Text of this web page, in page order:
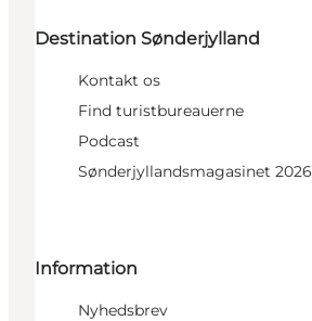
Destination Sønderjylland
Kontakt os
Find turistbureauerne
Podcast
Sønderjyllandsmagasinet 2026
Information
Nyhedsbrev